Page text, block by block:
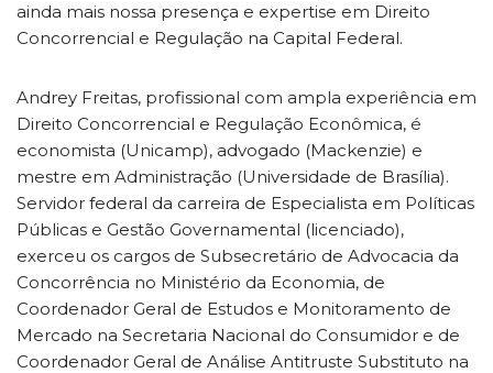
ainda mais nossa presença e expertise em Direito
Concorrencial e Regulação na Capital Federal.
Andrey Freitas, profissional com ampla experiência em
Direito Concorrencial e Regulação Econômica, é
economista (Unicamp), advogado (Mackenzie) e
mestre em Administração (Universidade de Brasília).
Servidor federal da carreira de Especialista em Políticas
Públicas e Gestão Governamental (licenciado),
exerceu os cargos de Subsecretário de Advocacia da
Concorrência no Ministério da Economia, de
Coordenador Geral de Estudos e Monitoramento de
Mercado na Secretaria Nacional do Consumidor e de
Coordenador Geral de Análise Antitruste Substituto na